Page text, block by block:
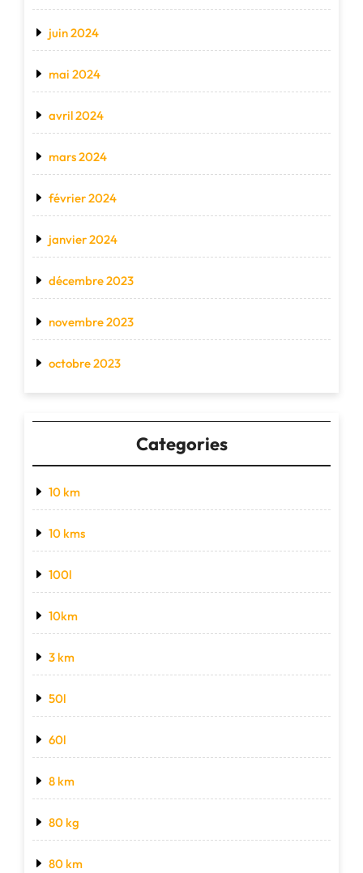
juin 2024
mai 2024
avril 2024
mars 2024
février 2024
janvier 2024
décembre 2023
novembre 2023
octobre 2023
Categories
10 km
10 kms
100l
10km
3 km
50l
60l
8 km
80 kg
80 km